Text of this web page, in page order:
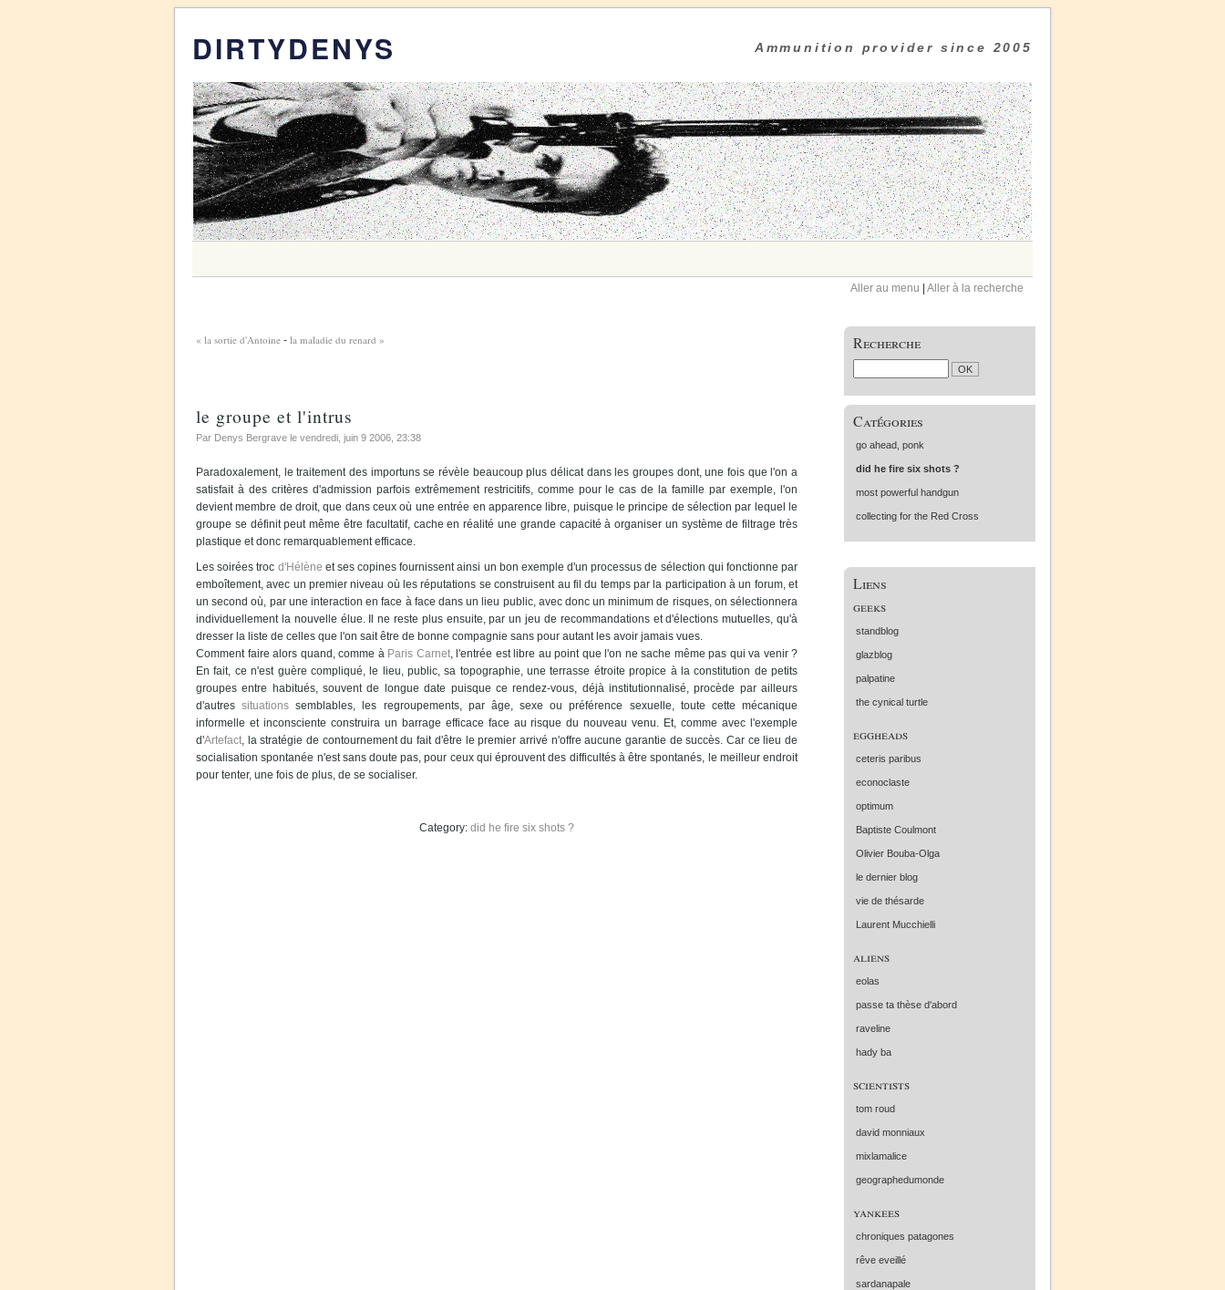
DIRTYDENYS Ammunition provider since 2005
Aller au menu |Aller à la recherche
« la sortie d'Antoine - la maladie du renard »
le groupe et l'intrus
Par Denys Bergrave levendredi, juin 9 2006 , 23:38
Paradoxalement, le traitement des importuns se révèle beaucoup plus délicat dans les groupes dont, une fois que l'on a
satisfait à des critères d'admission parfois extrêmement restricitifs, comme pour le cas de la famille par exemple, l'on
devient membre de droit, que dans ceux où une entrée en apparence libre, puisque le principe de sélection par lequel le
groupe se définit peut même être facultatif, cache en réalité une grande capacité à organiser un système de filtrage très
plastique et donc remarquablement efficace.
Les soirées troc d'Hélène et ses copines fournissent ainsi un bon exemple d'un processus de sélection qui fonctionne par
emboîtement, avec un premier niveau où les réputations se construisent au fil du temps par la participation à un forum, et
un second où, par une interaction en face à face dans un lieu public, avec donc un minimum de risques, on sélectionnera
individuellement la nouvelle élue. Il ne reste plus ensuite, par un jeu de recommandations et d'élections mutuelles, qu'à
dresser la liste de celles que l'on sait être de bonne compagnie sans pour autant les avoir jamais vues.
Comment faire alors quand, comme à Paris Carnet, l'entrée est libre au point que l'on ne sache même pas qui va venir ?
En fait, ce n'est guère compliqué, le lieu, public, sa topographie, une terrasse étroite propice à la constitution de petits
groupes entre habitués, souvent de longue date puisque ce rendez-vous, déjà institutionnalisé, procède par ailleurs
d'autressituations semblables, les regroupements, par âge, sexe ou préférence sexuelle, toute cette mécanique
informelle et inconsciente construira un barrage efficace face au risque du nouveau venu. Et, comme avec l'exemple
d'Artefact, la stratégie de contournement du fait d'être le premier arrivé n'offre aucune garantie de succès. Car ce lieu de
socialisation spontanée n'est sans doute pas, pour ceux qui éprouvent des difficultés à être spontanés, le meilleur endroit
pour tenter, une fois de plus, de se socialiser.
did he fire six shots ?
Recherche
Catégories
go ahead, ponk
did he fire six shots ?
most powerful handgun
collecting for the Red Cross
Liens
geeks
standblog
glazblog
palpatine
the cynical turtle
eggheads
ceteris paribus
econoclaste
optimum
Baptiste Coulmont
Olivier Bouba-Olga
le dernier blog
vie de thésarde
Laurent Mucchielli
aliens
eolas
passe ta thèse d'abord
raveline
hady ba
scientists
tom roud
david monniaux
mixlamalice
geographedumonde
yankees
chroniques patagones
rêve eveillé
sardanapale